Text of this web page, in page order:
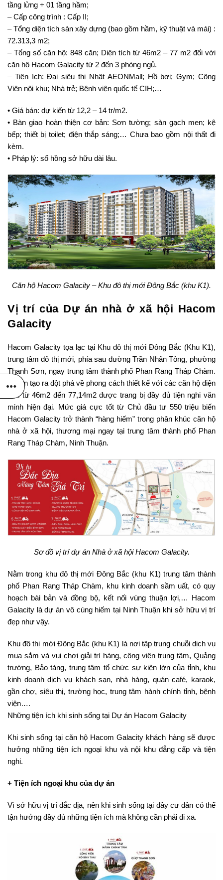
tầng lửng + 01 tầng hầm;
– Cấp công trình : Cấp II;
– Tổng diện tích sàn xây dựng (bao gồm hầm, kỹ thuật và mái) :
72.313,3 m2;
– Tổng số căn hộ: 848 căn; Diện tích từ 46m2 – 77 m2 đối với
căn hộ Hacom Galacity từ 2 đến 3 phòng ngủ.
– Tiện ích: Đại siêu thị Nhật AEONMall; Hồ bơi; Gym; Công
Viên nội khu; Nhà trẻ; Bệnh viện quốc tế CIH;…
• Giá bán: dự kiến từ 12,2 – 14 tr/m2.
• Bàn giao hoàn thiện cơ bản: Sơn tường; sàn gạch men; kệ
bếp; thiết bị toilet; điện thắp sáng;… Chưa bao gồm nội thất đi
kèm.
• Pháp lý: sổ hồng sở hữu dài lâu.
Căn hộ Hacom Galacity – Khu đô thị mới Đông Bắc (khu K1).
Vị trí của Dự án nhà ở xã hội Hacom
Galacity
Hacom Galacity tọa lạc tại Khu đô thị mới Đông Bắc (Khu K1),
trung tâm đô thị mới, phía sau đường Trần Nhân Tông, phường
Thanh Sơn, ngay trung tâm thành phố Phan Rang Tháp Chàm.
Dự án tạo ra đột phá về phong cách thiết kế với các căn hộ diện
tích từ 46m2 đến 77,14m2 được trang bị đầy đủ tiện nghi văn
minh hiện đại. Mức giá cực tốt từ Chủ đầu tư 550 triệu biến
Hacom Galacity trở thành “hàng hiếm” trong phân khúc căn hộ
nhà ở xã hội, thương mại ngay tại trung tâm thành phố Phan
Rang Tháp Chàm, Ninh Thuận.
Sơ đồ vị trí dự án Nhà ở xã hội Hacom Galacity.
Nằm trong khu đô thị mới Đông Bắc (khu K1) trung tâm thành
phố Phan Rang Tháp Chàm, khu kinh doanh sầm uất, có quy
hoạch bài bản và đồng bộ, kết nối vùng thuận lợi,… Hacom
Galacity là dự án vô cùng hiếm tại Ninh Thuận khi sở hữu vị trí
đẹp như vậy.
Khu đô thị mới Đông Bắc (khu K1) là nơi tập trung chuỗi dịch vụ
mua sắm và vui chơi giải trí hàng, công viên trung tâm, Quảng
trường, Bảo tàng, trung tâm tổ chức sự kiện lớn của tỉnh, khu
kinh doanh dịch vụ khách sạn, nhà hàng, quán café, karaok,
gần chợ, siêu thị, trường học, trung tâm hành chính tỉnh, bệnh
viện….
Những tiện ích khi sinh sống tại Dự án Hacom Galacity
Khi sinh sống tại căn hộ Hacom Galacity khách hàng sẽ được
hưởng những tiện ích ngoại khu và nội khu đẳng cấp và tiện
nghi.
+ Tiện ích ngoại khu của dự án
Vì sở hữu vị trí đắc địa, nên khi sinh sống tại đây cư dân có thể
tận hưởng đầy đủ những tiện ích mà không cần phải đi xa.